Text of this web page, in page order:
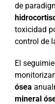
de
toxicidad
control de
El
ósea
mineral